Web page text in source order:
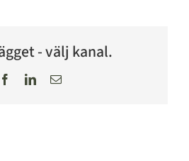
- välj kanal.
FacebookLinkedIn
E-